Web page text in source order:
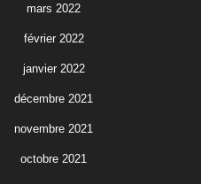
mars 2022
février 2022
janvier 2022
décembre 2021
novembre 2021
octobre 2021